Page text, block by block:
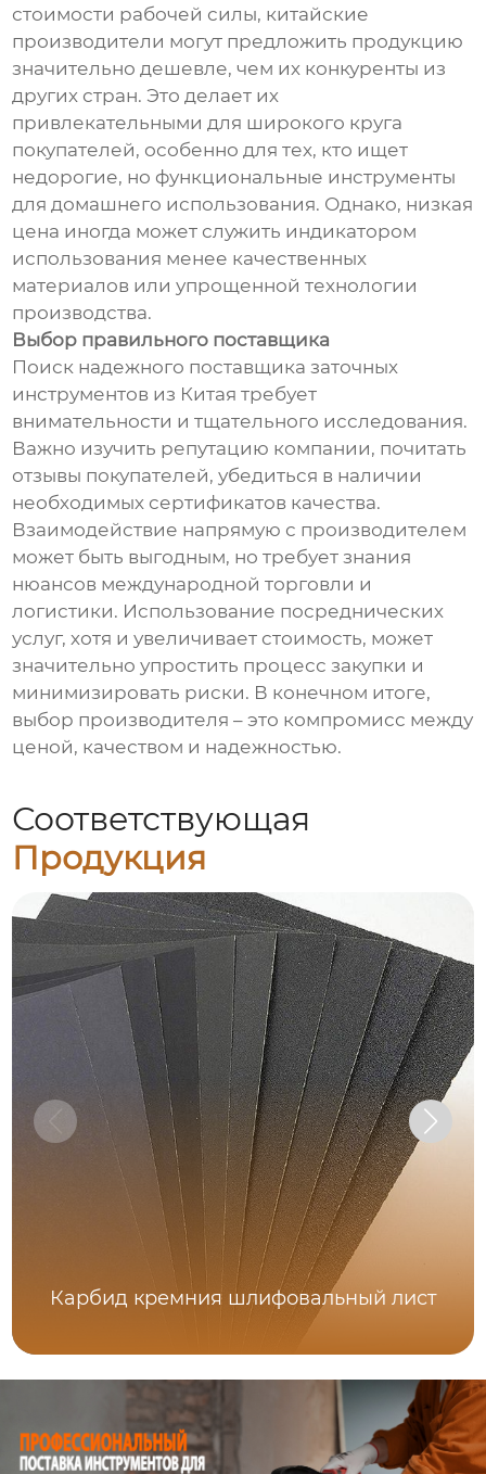
стоимости рабочей силы, китайские
производители могут предложить продукцию
значительно дешевле, чем их конкуренты из
других стран. Это делает их
привлекательными для широкого круга
покупателей, особенно для тех, кто ищет
недорогие, но функциональные инструменты
для домашнего использования. Однако, низкая
цена иногда может служить индикатором
использования менее качественных
материалов или упрощенной технологии
производства.
Выбор правильного поставщика
Поиск надежного поставщика заточных
инструментов из Китая требует
внимательности и тщательного исследования.
Важно изучить репутацию компании, почитать
отзывы покупателей, убедиться в наличии
необходимых сертификатов качества.
Взаимодействие напрямую с производителем
может быть выгодным, но требует знания
нюансов международной торговли и
логистики. Использование посреднических
услуг, хотя и увеличивает стоимость, может
значительно упростить процесс закупки и
минимизировать риски. В конечном итоге,
выбор производителя – это компромисс между
ценой, качеством и надежностью.
Соответствующая
Продукция
Карбид кремния шлифовальный лист